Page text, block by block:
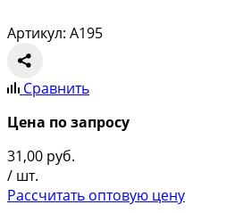
Артикул: A195
Сравнить
Цена по запросу
31,00 руб.
/ шт.
Рассчитать оптовую цену